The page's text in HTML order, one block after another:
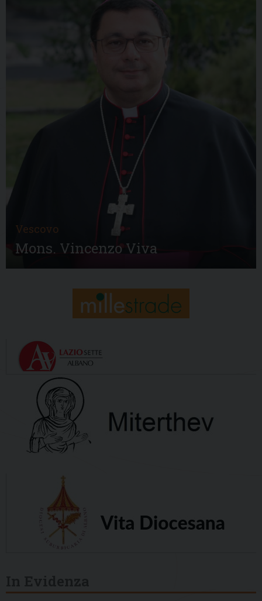
Vescovo
Mons. Vincenzo Viva